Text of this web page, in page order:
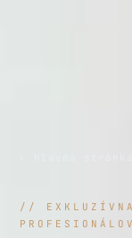
// EXKLUZÍVNA
PROFESIONÁLOV